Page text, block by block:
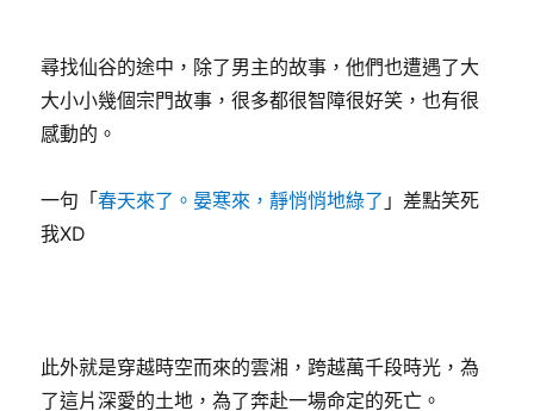
尋找仙谷的途中，除了男主的故事，他們也遭遇了大
大小小幾個宗門故事，很多都很智障很好笑，也有很
感動的。
一句「春天來了。晏寒來，靜悄悄地綠了 」差點笑死
我XD
此外就是穿越時空而來的雲湘，跨越萬千段時光，為
了這片深愛的土地，為了奔赴一場命定的死亡。